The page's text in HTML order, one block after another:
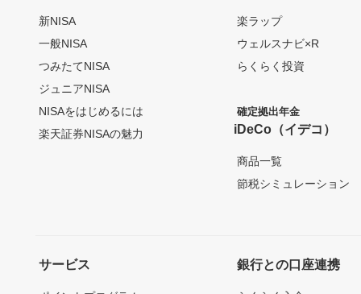
新NISA
一般NISA
つみたてNISA
ジュニアNISA
NISAをはじめるには
楽天証券NISAの魅力
楽ラップ
ウェルスナビ×R
らくらく投資
確定拠出年金
iDeCo（イデコ）
商品一覧
節税シミュレーション
サービス 銀行との口座連携